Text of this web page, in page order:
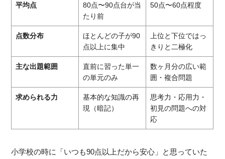
平均点
80点〜90点台が当
たり前
50点〜60点程度
点数分布
ほとんどの子が90
点以上に集中
上位と下位ではっ
きりと二極化
主な出題範囲
直前に習った単一
の単元のみ
数ヶ月分の広い範
囲・複合問題
求められる力
基本的な知識の再
現（暗記）
思考力・応用力・
初見の問題への対
応
小学校の時に「いつも90点以上だから安心」と思っていた